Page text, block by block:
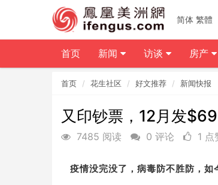
首页 花生社区 好文推荐 新闻快报
又印钞票，12月发
7485 阅读 0 评论 1 点
疫情没完没了，病毒防不胜防，
简体 繁體
首页 新闻 访谈 房产